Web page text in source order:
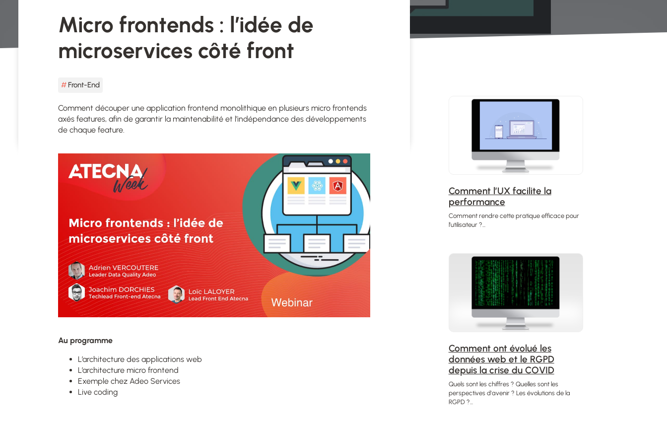
Micro frontends : l’idée de
microservices côté front
Front-End
Comment découper une application frontend monolithique en plusieurs micro frontends
axés features, afin de garantir la maintenabilité et l’indépendance des développements
de chaque feature.
Au programme
L’architecture des applications web​
L’architecture micro frontend​
Exemple chez Adeo Services​
Live coding
Comment l’UX facilite la
performance
Comment rendre cette pratique efficace pour
l’utilisateur ?...
Comment ont évolué les
données web et le RGPD
depuis la crise du COVID
Quels sont les chiffres ? Quelles sont les
perspectives d'avenir ? Les évolutions de la
RGPD ?...